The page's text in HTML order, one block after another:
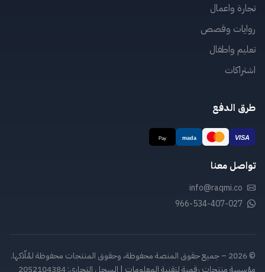
تجارة واعمال
روايات وقصص
تعليم واطفال
اشتراكات
طرق الدفع
تواصل معنا
info@raqmi.co
966-534-407-027
© 2026 – جميع حقوق المنصة محفوظة، وحقوق المنتجات محفوظة لمُلّاكها.
مؤسسة منتجات رقمية لتقنية المعلومات | السجل التجاري: 2052104384